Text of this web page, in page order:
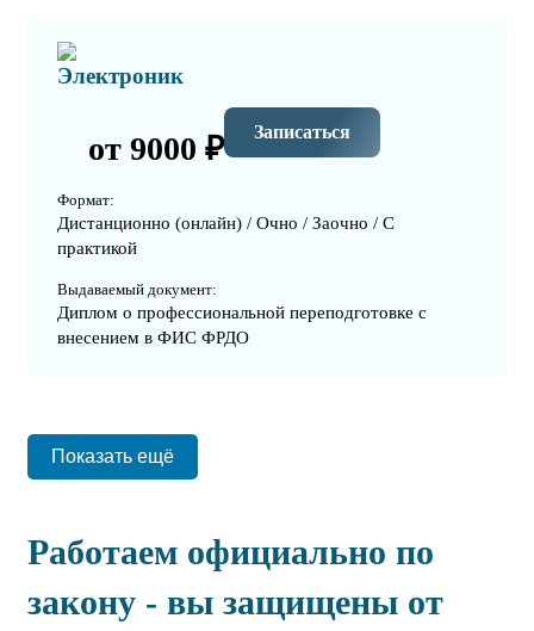
Электроник
от 9000 ₽ Записаться
Формат:
Дистанционно (онлайн) / Очно / Заочно / С
практикой
Выдаваемый документ:
Диплом о профессиональной переподготовке с
внесением в ФИС ФРДО
Показать ещё
Работаем официально по
закону - вы защищены от